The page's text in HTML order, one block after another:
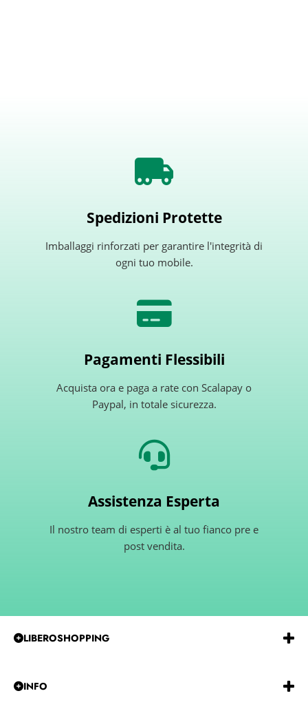
Spedizioni Protette
Imballaggi rinforzati per garantire l'integrità di
ogni tuo mobile.
Pagamenti Flessibili
Acquista ora e paga a rate con Scalapay o
Paypal, in totale sicurezza.
Assistenza Esperta
Il nostro team di esperti è al tuo fianco pre e
post vendita.
LIBEROSHOPPING
REA:BA-585915
INFO